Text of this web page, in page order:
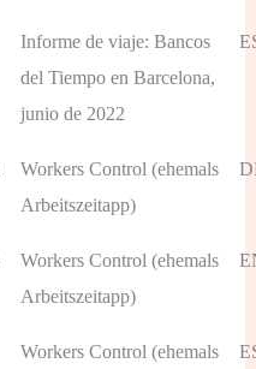
Informe de viaje: Bancos
del Tiempo en Barcelona,
junio de 2022
Workers Control (ehemals
Arbeitszeitapp)
Workers Control (ehemals
Arbeitszeitapp)
Workers Control (ehemals